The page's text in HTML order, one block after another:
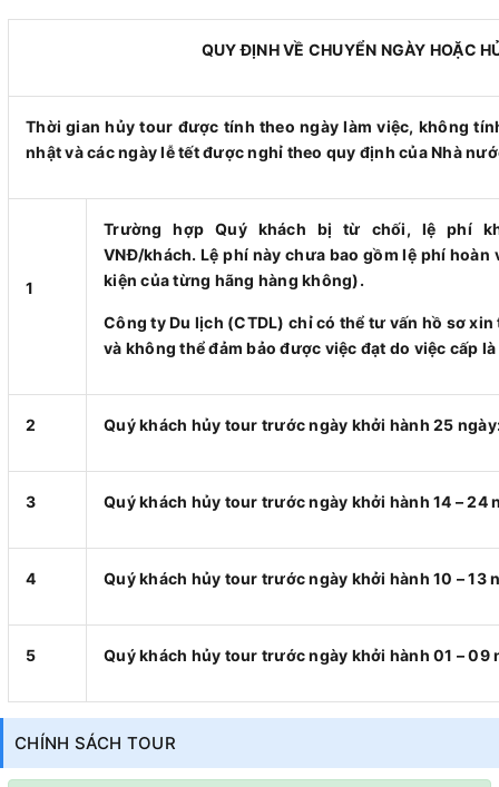
QUY ĐỊNH VỀ CHUYỂN NGÀY HOẶC
Thời gian hủy tour được tính theo ngày làm việc, không
nhật và các ngày lễ tết được nghỉ theo quy định của Nhà
1
Trường hợp Quý khách bị từ chối, lệ phí
VNĐ/khách. Lệ phí này chưa bao gồm lệ phí hoàn
kiện của từng hãng hàng không).
Công ty Du lịch (CTDL) chỉ có thể tư vấn hồ sơ
và không thể đảm bảo được việc đạt do việc cấp
2 Quý khách hủy tour trước ngày khởi hành 25
3 Quý khách hủy tour trước ngày khởi hành 14 – 24
4 Quý khách hủy tour trước ngày khởi hành 10 – 13
5 Quý khách hủy tour trước ngày khởi hành 01 – 09
CHÍNH SÁCH TOUR